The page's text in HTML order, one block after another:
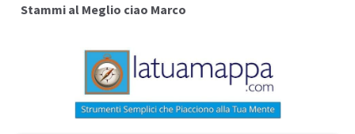
Stammi al Meglio ciao Marco